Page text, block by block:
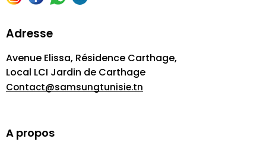
Adresse
Avenue Elissa, Résidence Carthage,
Local LCI Jardin de Carthage
Contact@samsungtunisie.tn
A propos